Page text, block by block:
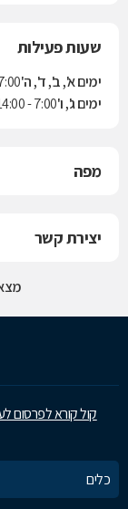
שעות פעילות
ימים א', ב', ד', ה'- 19:00
ימים ג', ו'7:00 - 14:00
מפה
יצירת קשר
קול קורא לפרסום
כלים